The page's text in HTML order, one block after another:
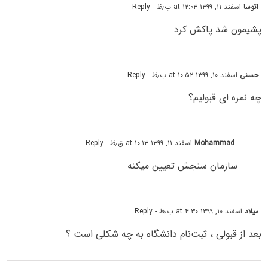
اتوسااسفند ۱۱, ۱۳۹۹ at ۱۲:۰۳ ب٫ظ - Reply
پشیمون شد پاکش کرد
حسنی اسفند ۱۰, ۱۳۹۹ at ۱۰:۵۲ ب٫ظ - Reply
چه نمره ای قبولیم؟
Mohammadاسفند ۱۱, ۱۳۹۹ at ۱۰:۱۳ ق٫ظ - Reply
سازمان سنجش تعیین میکنه
میلاداسفند ۱۰, ۱۳۹۹ at ۴:۳۰ ب٫ظ - Reply
بعد از قبولی ، ثبت‌نام دانشگاه به چه شکلی است ؟